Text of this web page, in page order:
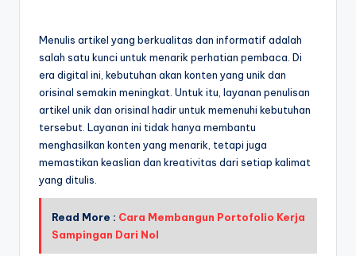
Menulis artikel yang berkualitas dan informatif adalah
salah satu kunci untuk menarik perhatian pembaca. Di
era digital ini, kebutuhan akan konten yang unik dan
orisinal semakin meningkat. Untuk itu, layanan penulisan
artikel unik dan orisinal hadir untuk memenuhi kebutuhan
tersebut. Layanan ini tidak hanya membantu
menghasilkan konten yang menarik, tetapi juga
memastikan keaslian dan kreativitas dari setiap kalimat
yang ditulis.
Read More : Cara Membangun Portofolio Kerja
Sampingan Dari Nol